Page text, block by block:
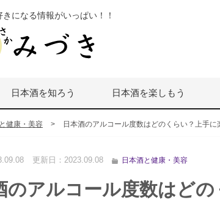
になる情報がいっぱい！！
日本酒を知ろう 日本酒を楽しもう
健康・美容 > 日本酒のアルコール度数はどのくらい？上手
更新日： 2023.09.08 日本酒と健康・美容
のアルコール度数はど